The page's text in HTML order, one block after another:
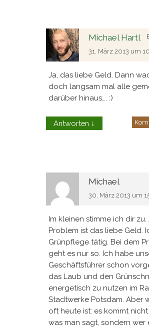
Michael Hartl
31. März 2013 um
Ja, das liebe Geld. Dann
doch langsam mal alle
darüber hinaus…. :)
Antworten ↓
Michael
30. März 2013 um
Im kleinen stimme ich dir zu.
Problem ist das liebe Geld.
Grünpflege tätig. Bei dem
geht es nur so. Ich habe
Geschäftsführer schon
das Laub und den
energetisch zu nutzen im
Stadtwerke Potsdam. Aber
oft heute ist: es kommt
was man sagt, sondern wer